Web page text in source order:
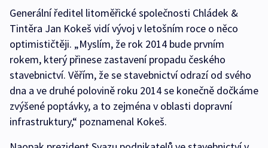
Generální ředitel litoměřické společnosti Chládek &
Tintěra Jan Kokeš vidí vývoj v letošním roce o něco
optimističtěji. „Myslím, že rok 2014 bude prvním
rokem, který přinese zastavení propadu českého
stavebnictví. Věřím, že se stavebnictví odrazí od svého
dna a ve druhé polovině roku 2014 se konečně dočkáme
zvýšené poptávky, a to zejména v oblasti dopravní
infrastruktury,“ poznamenal Kokeš.